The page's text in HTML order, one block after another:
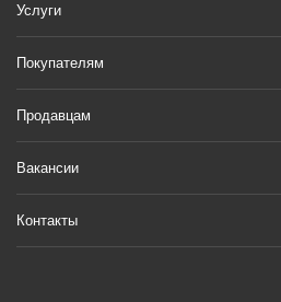
Услуги
Покупателям
Продавцам
Вакансии
Контакты